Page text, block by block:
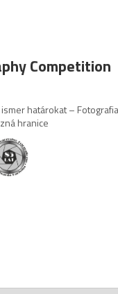
Competition
határokat – Fotografia
hranice